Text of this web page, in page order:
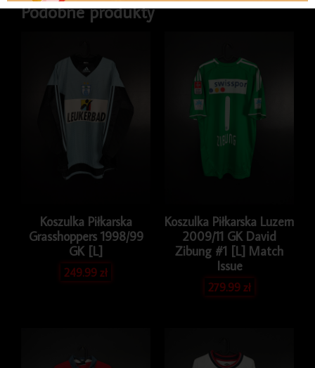
Podobne produkty
Koszulka Piłkarska
Grasshoppers 1998/99
GK [L]
249.99zł
Koszulka Piłkarska Luzern
2009/11 GK David
Zibung #1 [L] Match
Issue
279.99zł